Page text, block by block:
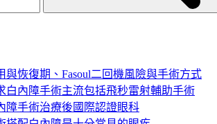
與恢復期、Fasoul二回機風險與手術方式
白內障手術主流包括飛秒雷射輔助手術
障手術治療後國際認證眼科